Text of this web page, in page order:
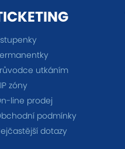
utkáním
zóny
line prodej
podmínky
dotazy